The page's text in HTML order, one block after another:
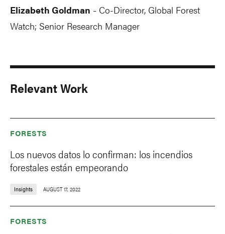
Elizabeth Goldman - Co-Director, Global Forest
Watch; Senior Research Manager
Relevant Work
FORESTS
Los nuevos datos lo confirman: los incendios
forestales están empeorando
Insights AUGUST 17, 2022
FORESTS